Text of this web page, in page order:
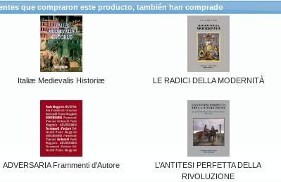
que compraron este producto, también han comprado
Italiæ Medievalis Historiæ LE RADICI DELLA MODERNITÀ
ADVERSARIA Frammenti d'Autore
L’ANTITESI PERFETTA DELLA
RIVOLUZIONE